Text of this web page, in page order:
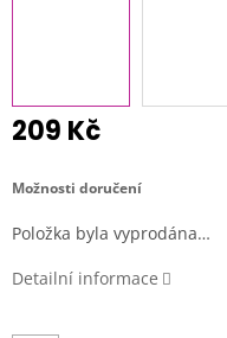
209 Kč
cena:
Možnosti doručení
Položka byla vyprodána…
Detailní informace